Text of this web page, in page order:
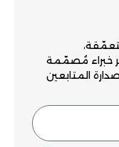
خبراء مُصمّمة
المتابعين